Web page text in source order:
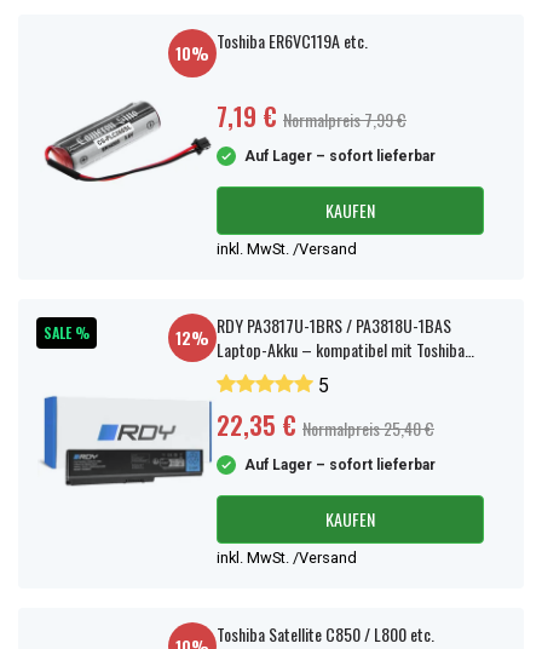
10% Toshiba ER6VC119A etc.
7,19 € Normalpreis 7,99 €
Auf Lager – sofort lieferbar
KAUFEN
inkl. MwSt. /Versand
SALE % 12% RDY PA3817U-1BRS / PA3818U-1BAS
Laptop-Akku – kompatibel mit Toshiba
Satellite
5
22,35 € Normalpreis 25,40 €
Auf Lager – sofort lieferbar
KAUFEN
inkl. MwSt. /Versand
Toshiba Satellite C850 / L800 etc.